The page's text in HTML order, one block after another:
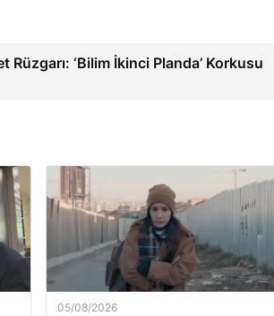
Rüzgarı: ‘Bilim İkinci Planda’ Korkusu
05/08/2026